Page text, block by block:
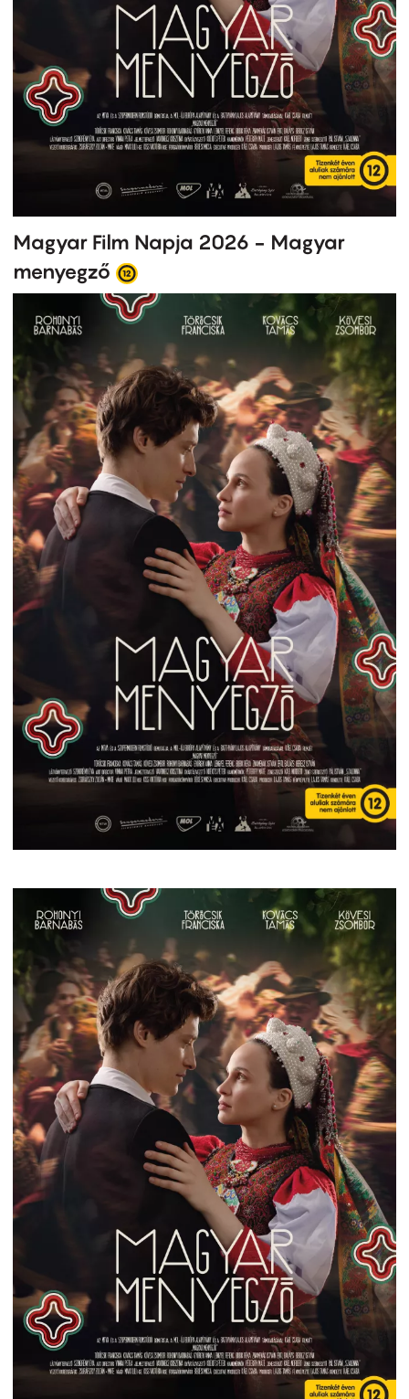
Magyar Film Napja 2026 - Magyar
menyegző